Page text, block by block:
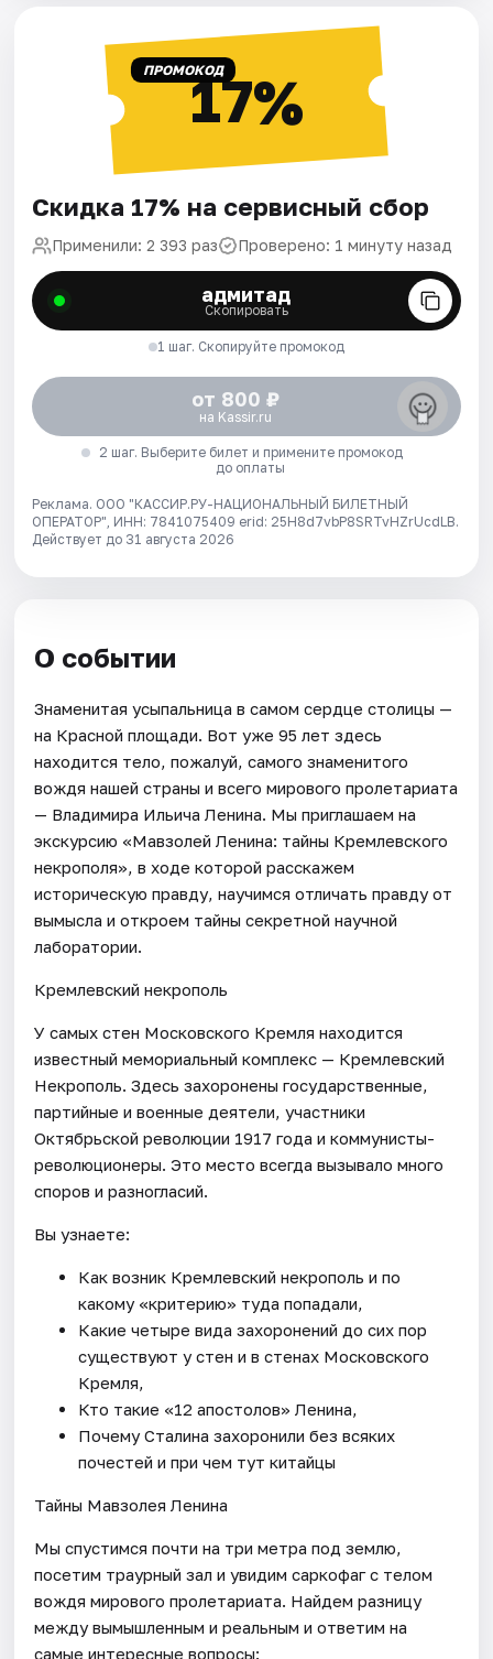
ПРОМОКОД17%
Скидка 17% на сервисный сбор
Применили: 2 393 раз Проверено: 1 минуту назад
адмитад
Скопировать
1 шаг. Скопируйте промокод
от 800 ₽
на Kassir.ru
2 шаг. Выберите билет и примените промокод
до оплаты
Реклама. ООО "КАССИР.РУ-НАЦИОНАЛЬНЫЙ БИЛЕТНЫЙ
ОПЕРАТОР", ИНН: 7841075409 erid: 25H8d7vbP8SRTvHZrUcdLB.
Действует до 31 августа 2026
О событии
Знаменитая усыпальница в самом сердце столицы —
на Красной площади. Вот уже 95 лет здесь
находится тело, пожалуй, самого знаменитого
вождя нашей страны и всего мирового пролетариата
— Владимира Ильича Ленина. Мы приглашаем на
экскурсию «Мавзолей Ленина: тайны Кремлевского
некрополя», в ходе которой расскажем
историческую правду, научимся отличать правду от
вымысла и откроем тайны секретной научной
лаборатории.
Кремлевский некрополь
У самых стен Московского Кремля находится
известный мемориальный комплекс — Кремлевский
Некрополь. Здесь захоронены государственные,
партийные и военные деятели, участники
Октябрьской революции 1917 года и коммунисты-
революционеры. Это место всегда вызывало много
споров и разногласий.
Вы узнаете:
Как возник Кремлевский некрополь и по
какому «критерию» туда попадали,
Какие четыре вида захоронений до сих пор
существуют у стен и в стенах Московского
Кремля,
Кто такие «12 апостолов» Ленина,
Почему Сталина захоронили без всяких
почестей и при чем тут китайцы
Тайны Мавзолея Ленина
Мы спустимся почти на три метра под землю,
посетим траурный зал и увидим саркофаг с телом
вождя мирового пролетариата. Найдем разницу
между вымышленным и реальным и ответим на
самые интересные вопросы: